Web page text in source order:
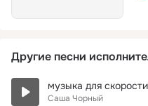
Другие песни
музыка для скорости
Саша Чорный